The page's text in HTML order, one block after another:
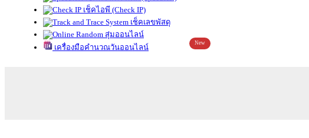
เช็คไอพี (Check IP)
เช็คเลขพัสดุ
สุ่มออนไลน์
เครื่องมือคำนวณวันออนไลน์
New